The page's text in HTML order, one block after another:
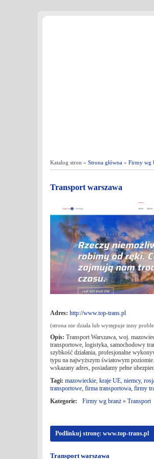
Katalog stron » Strona główna » Firmy wg
Transport warszawa
Adres: http://www.top-trans.pl
(strona nie działa lub występuje inny
Opis: Transport Warszawa, woj.
transportowe, logistyka, samochodowy
szybkość działania, profesjonalne
typu na najwyższym światowym
wskazany adres, posiadamy pełne
Tagi: mazowieckie, kraje UE, niemcy,
transportowe, firma transportowa, firmy
Kategorie:
Firmy wg branż » Transport
Podlinkuj stronę: www.top-trans.pl
Transport warszawa